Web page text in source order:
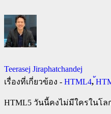
Teerasej Jiraphatchandej
เรื่องที่เกี่ยวข้อง - HTML4,
HTML5 วันนี้คงไม่มีใครในโล